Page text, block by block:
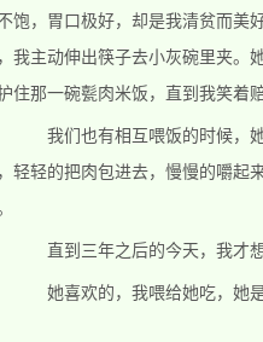
1.76精品传
饱，胃口极好，却是我清贫而美
我主动伸出筷子去小灰碗里夹。
住那一碗甏肉米饭，直到我笑
们也有相互喂饭的时候，她总
轻轻的把肉包进去，慢慢的嚼起
到三年之后的今天，我才想明
喜欢的，我喂给她吃，她是